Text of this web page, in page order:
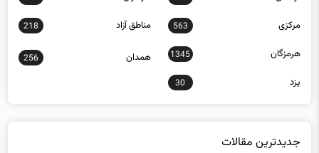
مرکزی 563 مناطق آزاد 218
هرمزگان 1345 همدان 256
یزد 30
جدیدترین مقالات